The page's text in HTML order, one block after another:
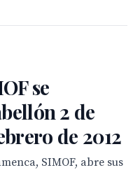
se
2 de
de 2012
SIMOF, abre sus